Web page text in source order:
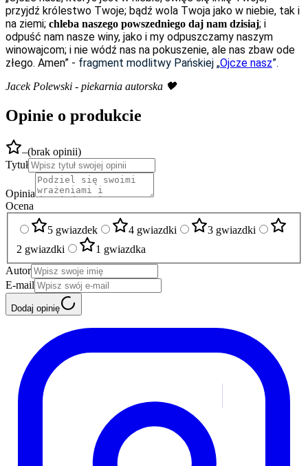
przyjdź królestwo Twoje; bądź wola Twoja jako w niebie, tak i
na ziemi; chleba naszego powszedniego daj nam dzisiaj; i
odpuść nam nasze winy, jako i my odpuszczamy naszym
winowajcom; i nie wódź nas na pokuszenie, ale nas zbaw ode
złego. Amen” - fragment modlitwy Pańskiej „Ojcze nasz”.
Jacek Polewski - piekarnia autorska 🖤
Opinie o produkcie
–(brak opinii)
Tytuł
Opinia
Ocena
5 gwiazdek 4 gwiazdki
3 gwiazdki
2 gwiazdki
1 gwiazdka
Autor
E-mail
Dodaj opinię